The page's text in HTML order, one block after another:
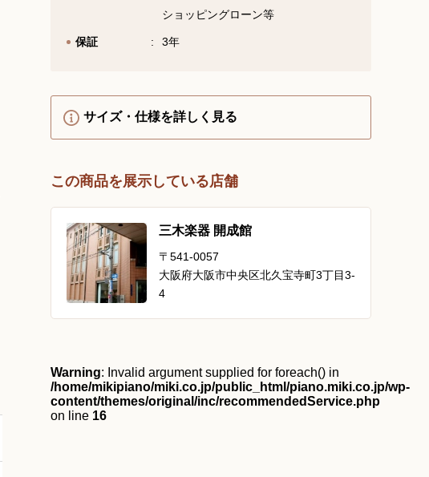
YouTube 公式チャンネル
サートなど動画で発信中！
ショッピングローン等
保証 3年
サイズ・仕様を詳しく見る
この商品を展示している店舗
三木楽器 開成館
〒541-0057
大阪府大阪市中央区北久宝寺町3丁目3-
4
Warning: Invalid argument supplied for foreach() in
/home/mikipiano/miki.co.jp/public_html/piano.miki.co.jp/wp-
content/themes/original/inc/recommendedService.php
on line 16